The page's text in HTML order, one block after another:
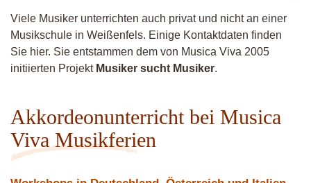
Viele Musiker unterrichten auch privat und nicht an einer
Musikschule in Weißenfels. Einige Kontaktdaten finden
Sie hier. Sie entstammen dem von Musica Viva 2005
initiierten Projekt Musiker sucht Musiker.
Akkordeonunterricht bei Musica
Viva Musikferien